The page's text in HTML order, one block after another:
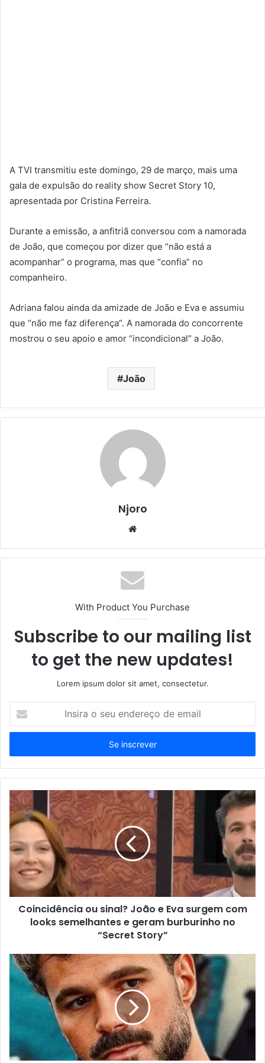
A TVI transmitiu este domingo, 29 de março, mais uma
gala de expulsão do reality show Secret Story 10,
apresentada por Cristina Ferreira.
Durante a emissão, a anfitriã conversou com a namorada
de João, que começou por dizer que “não está a
acompanhar” o programa, mas que “confia” no
companheiro.
Adriana falou ainda da amizade de João e Eva e assumiu
que “não me faz diferença”. A namorada do concorrente
mostrou o seu apoio e amor “incondicional” a João.
João
Njoro
Website
With Product You Purchase
Subscribe to our mailing list
to get the new updates!
Lorem ipsum dolor sit amet, consectetur.
seu
de
email
Coincidência ou sinal? João e Eva surgem com
looks semelhantes e geram burburinho no
“Secret Story”